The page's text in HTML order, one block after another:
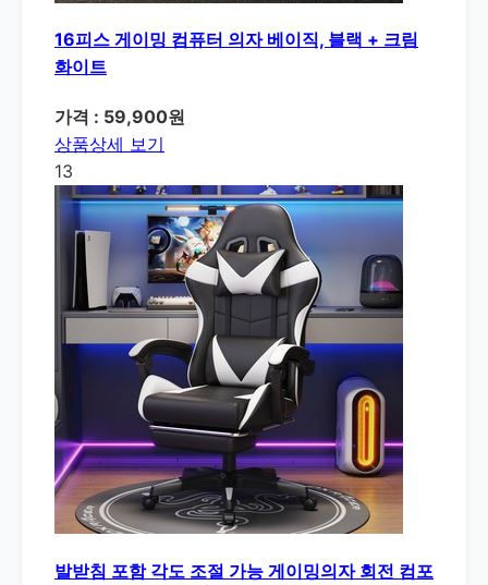
16피스 게이밍 컴퓨터 의자 베이직, 블랙 + 크림
화이트
가격 : 59,900원
상품상세 보기
13
발받침 포함 각도 조절 가능 게이밍의자 회전 컴포